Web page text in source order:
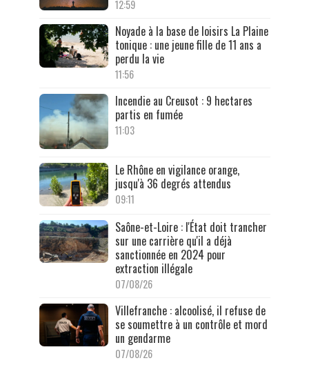
12:59
Noyade à la base de loisirs La Plaine
tonique : une jeune fille de 11 ans a
perdu la vie
11:56
Incendie au Creusot : 9 hectares
partis en fumée
11:03
Le Rhône en vigilance orange,
jusqu'à 36 degrés attendus
09:11
Saône-et-Loire : l'État doit trancher
sur une carrière qu'il a déjà
sanctionnée en 2024 pour
extraction illégale
07/08/26
Villefranche : alcoolisé, il refuse de
se soumettre à un contrôle et mord
un gendarme
07/08/26